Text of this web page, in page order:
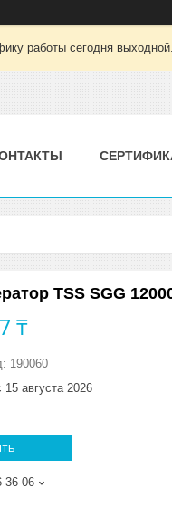
работы сегодня
TSS SGG
₸
190060
15 августа 2026
36-06